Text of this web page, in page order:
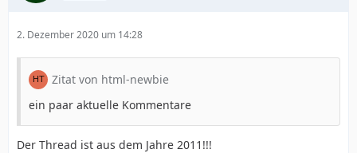
2. Dezember 2020 um 14:28
Zitat von html-newbie
ein paar aktuelle Kommentare
Der Thread ist aus dem Jahre 2011!!!